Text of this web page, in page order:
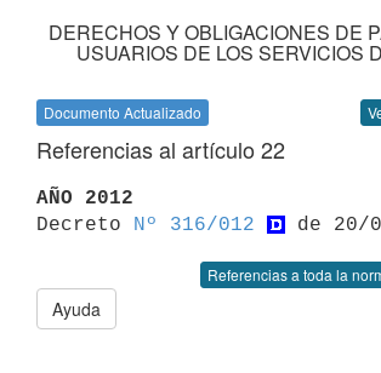
DERECHOS Y OBLIGACIONES DE
USUARIOS DE LOS SERVICIOS
Documento Actualizado
Referencias al artículo 22
AÑO 2012
Decreto
Nº 316/012
Referencias a toda la
Ayuda